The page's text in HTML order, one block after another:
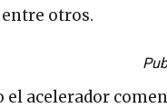
otros.
el acelerador